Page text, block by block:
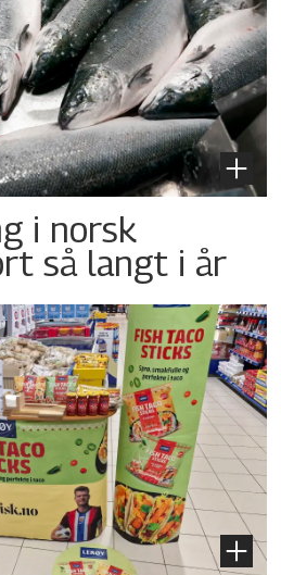
i norsk
så langt i år